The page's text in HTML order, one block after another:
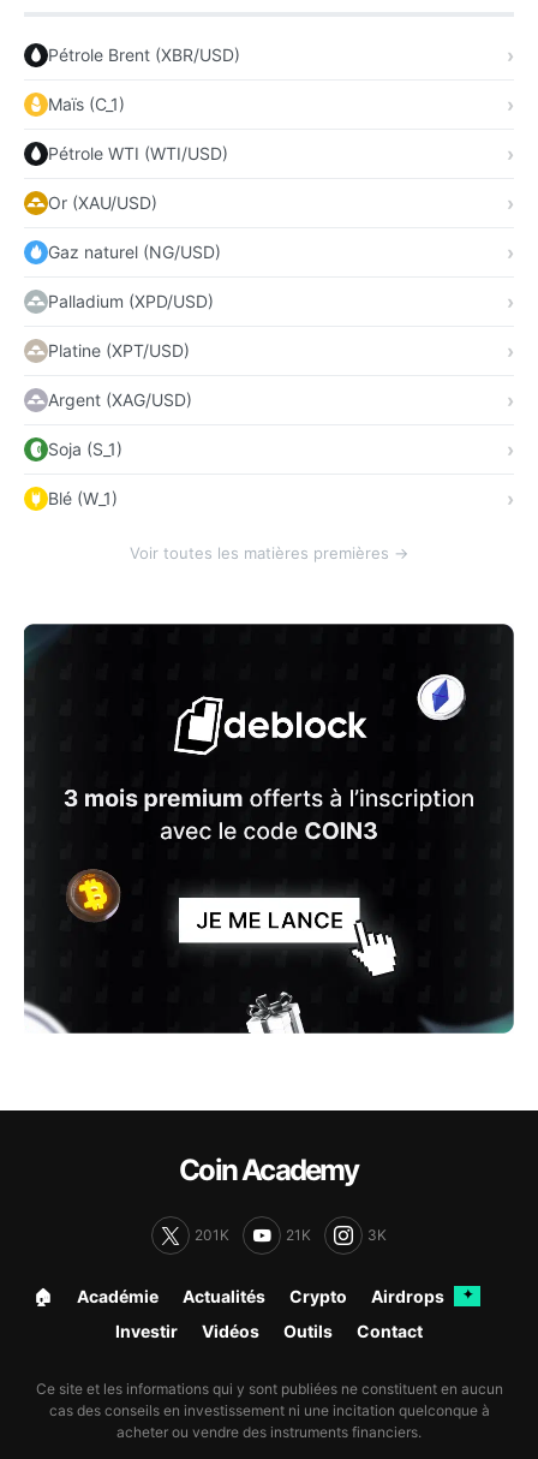
Pétrole Brent (XBR/USD)
Maïs (C_1)
Pétrole WTI (WTI/USD)
Or (XAU/USD)
Gaz naturel (NG/USD)
Palladium (XPD/USD)
Platine (XPT/USD)
Argent (XAG/USD)
Soja (S_1)
Blé (W_1)
Voir toutes les matières premières →
Coin Academy
201K 21K 3K
🏠︎ Académie Actualités Crypto Airdrops ✦
Investir Vidéos Outils Contact
Ce site et les informations qui y sont publiées ne constituent en aucun
cas des conseils en investissement ni une incitation quelconque à
acheter ou vendre des instruments financiers.